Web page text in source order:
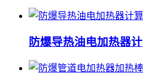
防爆导热油电加热器计